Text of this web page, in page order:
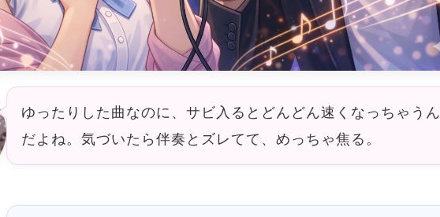
ゆったりした曲なのに、サビ入るとどんどん速くなっちゃうん
だよね。気づいたら伴奏とズレてて、めっちゃ焦る。